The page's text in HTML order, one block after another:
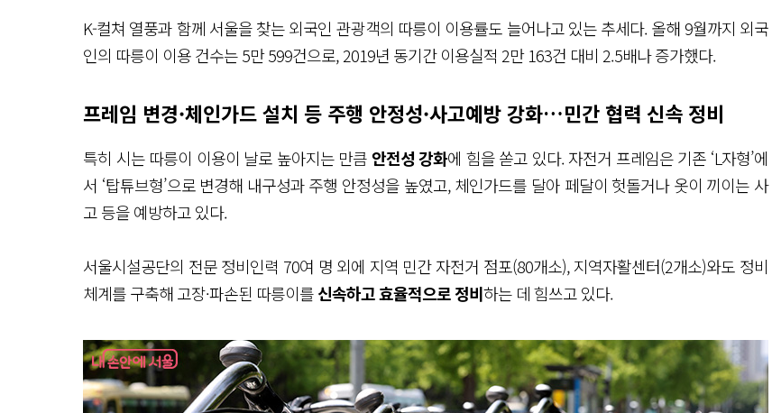
K-컬쳐 열풍과 함께 서울을 찾는 외국인 관광객의 따릉이 이용률도 늘어나고 있는 추세다. 올해 9월까지 외국
인의 따릉이 이용 건수는 5만 599건으로, 2019년 동기간 이용실적 2만 163건 대비 2.5배나 증가했다.
프레임 변경·체인가드 설치 등 주행 안정성·사고예방 강화…민간 협력 신속 정비
특히 시는 따릉이 이용이 날로 높아지는 만큼안전성 강화에 힘을 쏟고 있다. 자전거 프레임은 기존 ‘L자형’에
서 ‘탑튜브형’으로 변경해 내구성과 주행 안정성을 높였고, 체인가드를 달아 페달이 헛돌거나 옷이 끼이는 사
고 등을 예방하고 있다.
서울시설공단의 전문 정비인력 70여 명 외에 지역 민간 자전거 점포(80개소), 지역자활센터(2개소)와도 정비
체계를 구축해 고장·파손된 따릉이를신속하고 효율적으로 정비하는 데 힘쓰고 있다.